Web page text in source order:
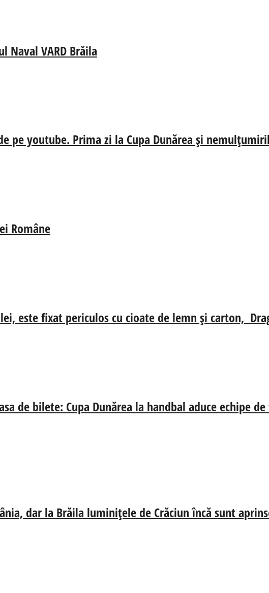
Naval VARD Brăila
pe youtube. Prima zi la Cupa Dunărea și
Române
este fixat periculos cu cioate de lemn și carton,
de bilete: Cupa Dunărea la handbal aduce echipe
dar la Brăila luminițele de Crăciun încă sunt